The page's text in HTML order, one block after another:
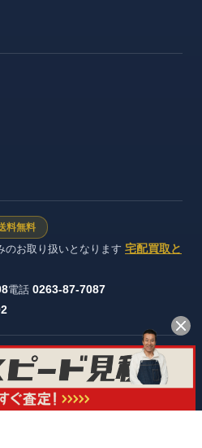
料無料
のお取り扱いとなります 宅配買取と
電話 0263-87-7087
野県公安委員会 許可証番号：第